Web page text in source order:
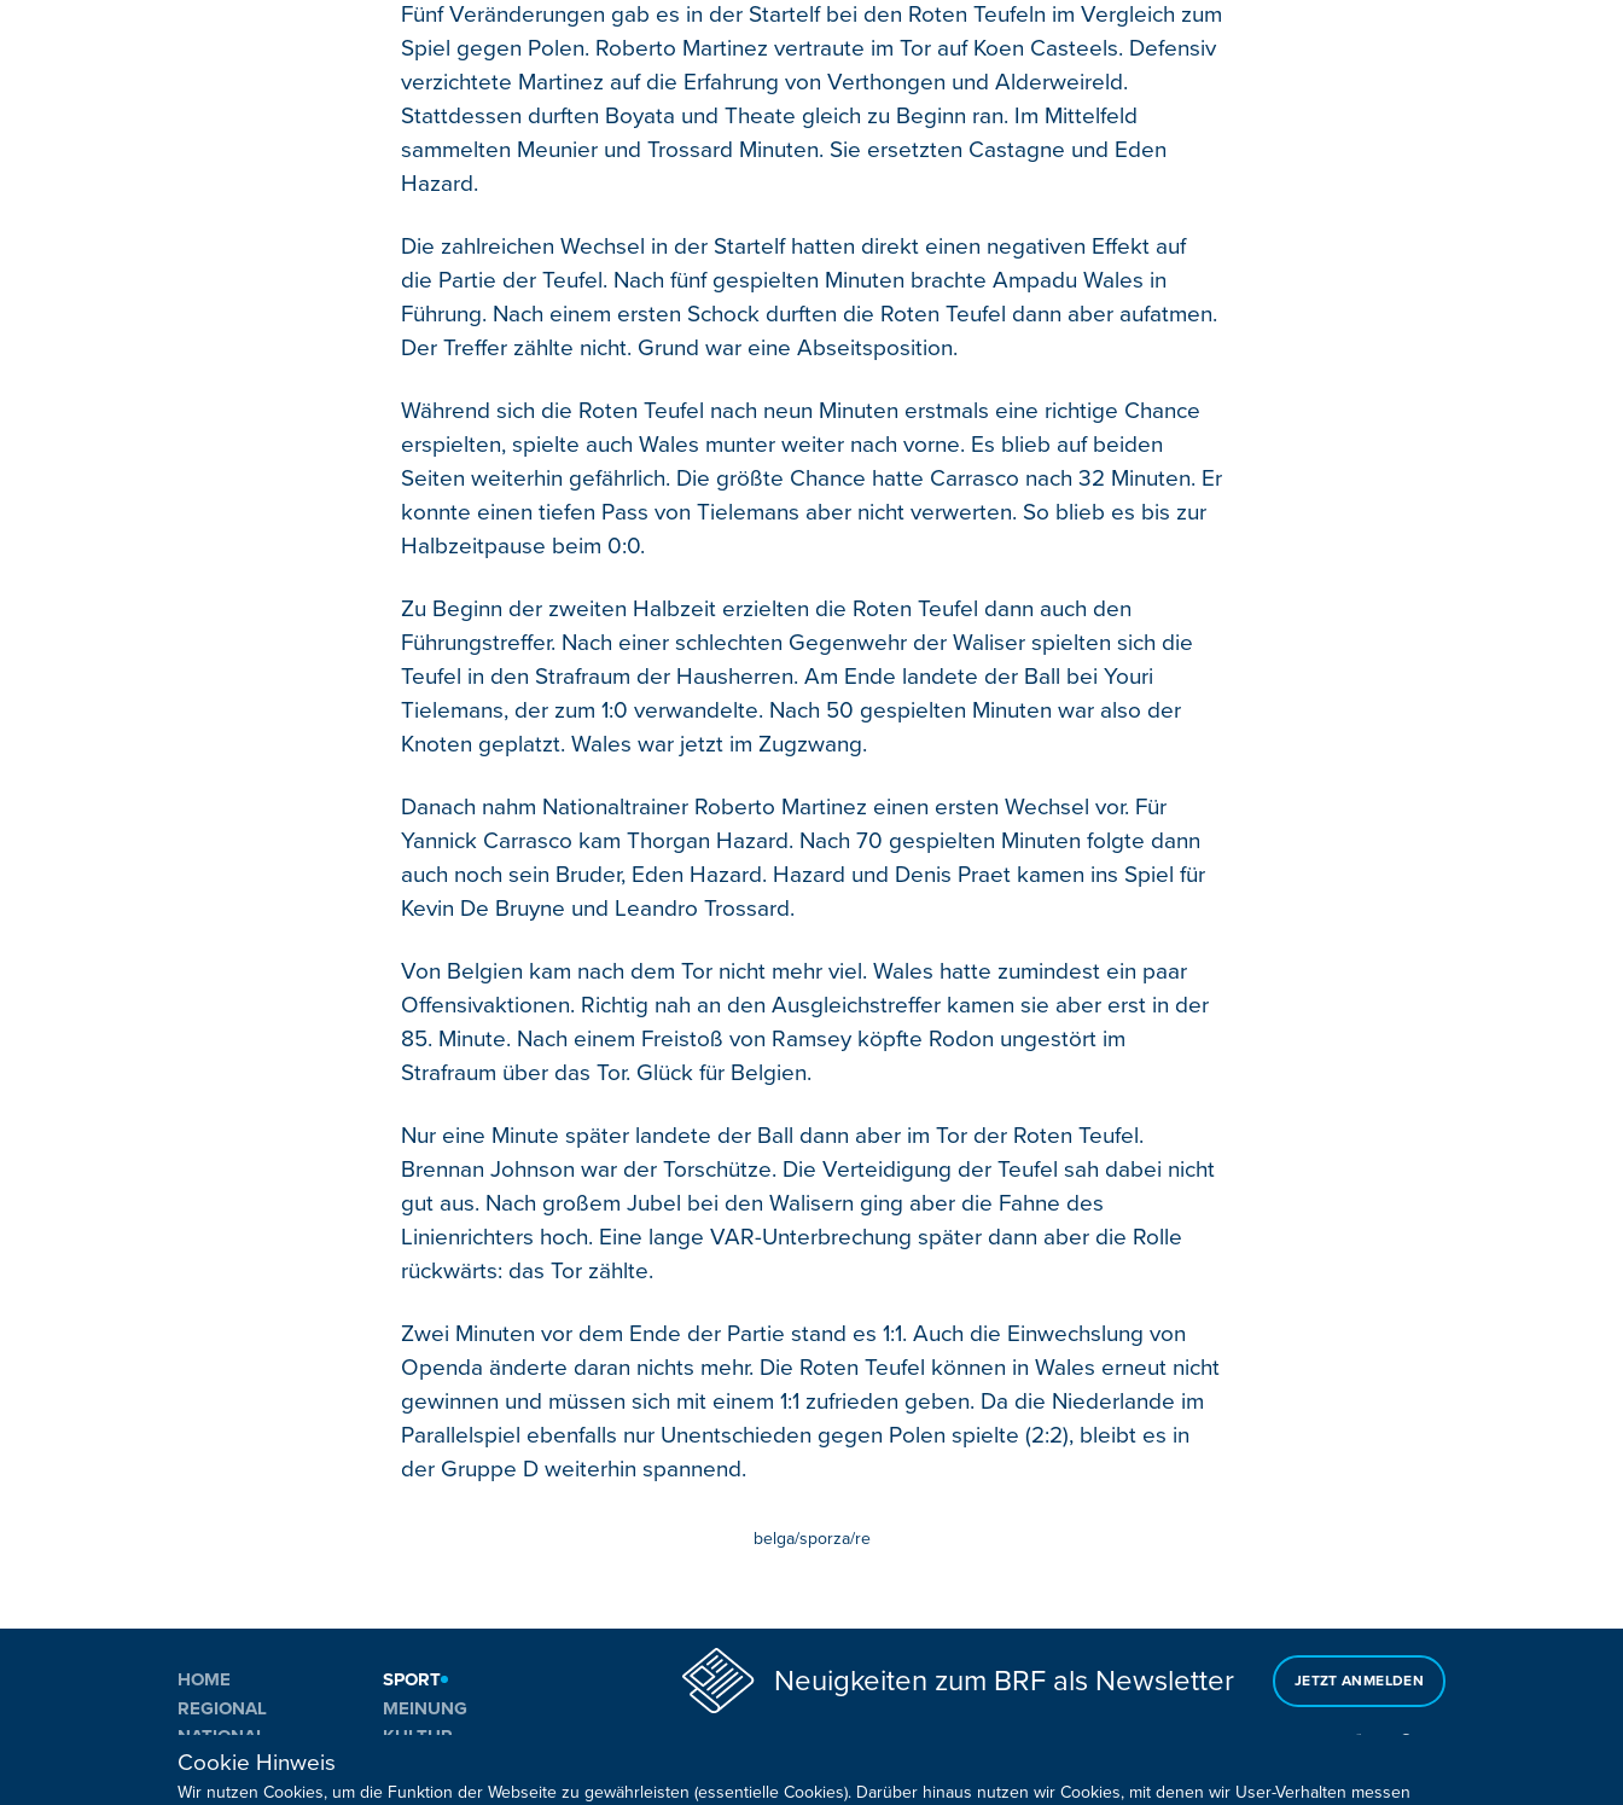
Fünf Veränderungen gab es in der Startelf bei den Roten Teufeln im Vergleich zum
Spiel gegen Polen. Roberto Martinez vertraute im Tor auf Koen Casteels. Defensiv
verzichtete Martinez auf die Erfahrung von Verthongen und Alderweireld.
Stattdessen durften Boyata und Theate gleich zu Beginn ran. Im Mittelfeld
sammelten Meunier und Trossard Minuten. Sie ersetzten Castagne und Eden
Hazard.
Die zahlreichen Wechsel in der Startelf hatten direkt einen negativen Effekt auf
die Partie der Teufel. Nach fünf gespielten Minuten brachte Ampadu Wales in
Führung. Nach einem ersten Schock durften die Roten Teufel dann aber aufatmen.
Der Treffer zählte nicht. Grund war eine Abseitsposition.
Während sich die Roten Teufel nach neun Minuten erstmals eine richtige Chance
erspielten, spielte auch Wales munter weiter nach vorne. Es blieb auf beiden
Seiten weiterhin gefährlich. Die größte Chance hatte Carrasco nach 32 Minuten. Er
konnte einen tiefen Pass von Tielemans aber nicht verwerten. So blieb es bis zur
Halbzeitpause beim 0:0.
Zu Beginn der zweiten Halbzeit erzielten die Roten Teufel dann auch den
Führungstreffer. Nach einer schlechten Gegenwehr der Waliser spielten sich die
Teufel in den Strafraum der Hausherren. Am Ende landete der Ball bei Youri
Tielemans, der zum 1:0 verwandelte. Nach 50 gespielten Minuten war also der
Knoten geplatzt. Wales war jetzt im Zugzwang.
Danach nahm Nationaltrainer Roberto Martinez einen ersten Wechsel vor. Für
Yannick Carrasco kam Thorgan Hazard. Nach 70 gespielten Minuten folgte dann
auch noch sein Bruder, Eden Hazard. Hazard und Denis Praet kamen ins Spiel für
Kevin De Bruyne und Leandro Trossard.
Von Belgien kam nach dem Tor nicht mehr viel. Wales hatte zumindest ein paar
Offensivaktionen. Richtig nah an den Ausgleichstreffer kamen sie aber erst in der
85. Minute. Nach einem Freistoß von Ramsey köpfte Rodon ungestört im
Strafraum über das Tor. Glück für Belgien.
Nur eine Minute später landete der Ball dann aber im Tor der Roten Teufel.
Brennan Johnson war der Torschütze. Die Verteidigung der Teufel sah dabei nicht
gut aus. Nach großem Jubel bei den Walisern ging aber die Fahne des
Linienrichters hoch. Eine lange VAR-Unterbrechung später dann aber die Rolle
rückwärts: das Tor zählte.
Zwei Minuten vor dem Ende der Partie stand es 1:1. Auch die Einwechslung von
Openda änderte daran nichts mehr. Die Roten Teufel können in Wales erneut nicht
gewinnen und müssen sich mit einem 1:1 zufrieden geben. Da die Niederlande im
Parallelspiel ebenfalls nur Unentschieden gegen Polen spielte (2:2), bleibt es in
der Gruppe D weiterhin spannend.
belga/sporza/re
HOME
REGIONAL
NATIONAL
INTERNATIONAL
SPORT
MEINUNG
KULTUR
Neuigkeiten zum BRF als Newsletter JETZT ANMELDEN
Cookie Hinweis
Wir nutzen Cookies, um die Funktion der Webseite zu gewährleisten (essentielle Cookies). Darüber hinaus nutzen wir Cookies, mit denen wir User-Verhalten messen